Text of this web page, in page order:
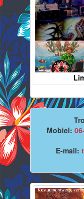
Mobiel:
E-mail: